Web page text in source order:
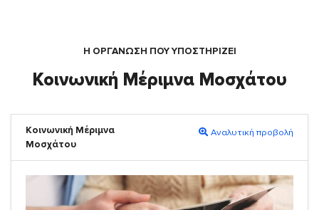
Η ΟΡΓΆΝΩΣΗ ΠΟΥ ΥΠΟΣΤΗΡΙΖΕΙ
Κοινωνική Μέριμνα Μοσχάτου
Κοινωνική Μέριμνα
Μοσχάτου
Αναλυτική προβολή